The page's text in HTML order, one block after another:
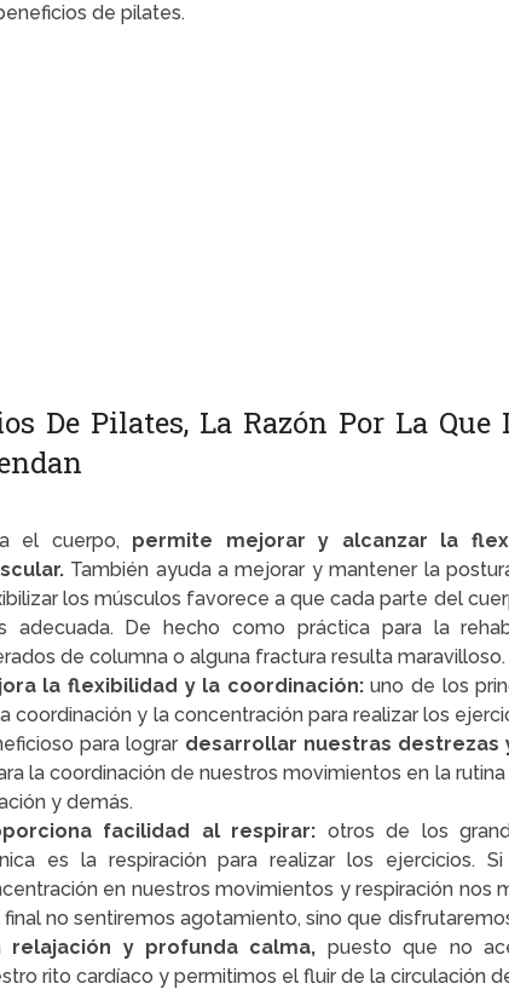
de pilates.
De Pilates, La Razón Por La Que
el cuerpo, permite mejorar y alcanzar la
También ayuda a mejorar y mantener la
los músculos favorece a que cada parte del
adecuada. De hecho como práctica para la
de columna o alguna fractura resulta maravilloso.
la flexibilidad y la coordinación:uno de los
coordinación y la concentración para realizar los
para lograr desarrollar nuestras destrezas
la coordinación de nuestros movimientos en la rutina
y demás.
facilidad al respirar: otros de los
es la respiración para realizar los ejercicios.
en nuestros movimientos y respiración nos
final no sentiremos agotamiento, sino que
relajación y profunda calma, puesto que no
rito cardíaco y permitimos el fluir de la circulación